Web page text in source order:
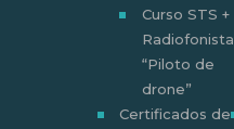
Curso STS +
Radiofonista
“Piloto de
drone”
Certificados de